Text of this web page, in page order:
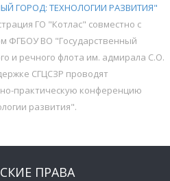
ГОРОД: ТЕХНОЛОГИИ РАЗВИТИЯ"
ГО "Котлас" совместно с
ФГБОУ ВО "Государственный
и речного флота им. адмирала С.О.
СГЦСЗР проводят
практическую конференцию
развития".
ПРАВА